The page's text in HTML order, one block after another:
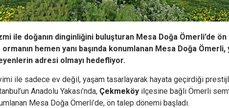
ile doğanın dinginliğini buluşturan Mesa Doğa Ömerli’de
ormanın hemen yanı başında konumlanan Mesa Doğa
adresi olmayı hedefliyor.
ile sadece ev değil, yaşam tasarlayarak hayata geçirdiği
Anadolu Yakası’nda, Çekmeköy ilçesine bağlı Ömerli
Mesa Doğa Ömerli’de, ön talep dönemi başladı.